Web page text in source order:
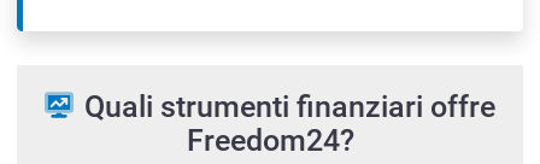
Quali strumenti finanziari offre
Freedom24?